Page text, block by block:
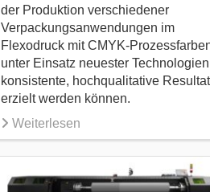
der Produktion verschiedener
Verpackungsanwendungen im
Flexodruck mit CMYK-
unter Einsatz neuester Technologien
konsistente, hochqualitative
erzielt werden können.
Weiterlesen